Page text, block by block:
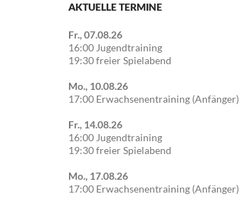
AKTUELLE TERMINE
Fr., 07.08.26
16:00 Jugendtraining
19:30 freier Spielabend
Mo., 10.08.26
17:00 Erwachsenentraining (Anfänger)
Fr., 14.08.26
16:00 Jugendtraining
19:30 freier Spielabend
Mo., 17.08.26
17:00 Erwachsenentraining (Anfänger)